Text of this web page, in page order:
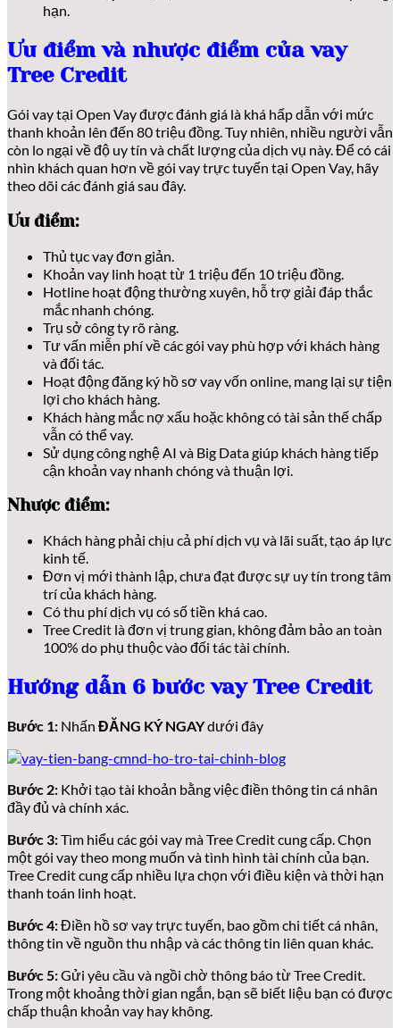
hạn.
Ưu điểm và nhược điểm của vay
Tree Credit
Gói vay tại Open Vay được đánh giá là khá hấp dẫn với mức
thanh khoản lên đến 80 triệu đồng. Tuy nhiên, nhiều người vẫn
còn lo ngại về độ uy tín và chất lượng của dịch vụ này. Để có cái
nhìn khách quan hơn về gói vay trực tuyến tại Open Vay, hãy
theo dõi các đánh giá sau đây.
Ưu điểm:
Thủ tục vay đơn giản.
Khoản vay linh hoạt từ 1 triệu đến 10 triệu đồng.
Hotline hoạt động thường xuyên, hỗ trợ giải đáp thắc
mắc nhanh chóng.
Trụ sở công ty rõ ràng.
Tư vấn miễn phí về các gói vay phù hợp với khách hàng
và đối tác.
Hoạt động đăng ký hồ sơ vay vốn online, mang lại sự tiện
lợi cho khách hàng.
Khách hàng mắc nợ xấu hoặc không có tài sản thế chấp
vẫn có thể vay.
Sử dụng công nghệ AI và Big Data giúp khách hàng tiếp
cận khoản vay nhanh chóng và thuận lợi.
Nhược điểm:
Khách hàng phải chịu cả phí dịch vụ và lãi suất, tạo áp lực
kinh tế.
Đơn vị mới thành lập, chưa đạt được sự uy tín trong tâm
trí của khách hàng.
Có thu phí dịch vụ có số tiền khá cao.
Tree Credit là đơn vị trung gian, không đảm bảo an toàn
100% do phụ thuộc vào đối tác tài chính.
Hướng dẫn 6 bước vay Tree Credit
Bước 1: Nhấn ĐĂNG KÝ NGAYdưới đây
Bước 2: Khởi tạo tài khoản bằng việc điền thông tin cá nhân
đầy đủ và chính xác.
Bước 3:Tìm hiểu các gói vay mà Tree Credit cung cấp. Chọn
một gói vay theo mong muốn và tình hình tài chính của bạn.
Tree Credit cung cấp nhiều lựa chọn với điều kiện và thời hạn
thanh toán linh hoạt.
Bước 4:Điền hồ sơ vay trực tuyến, bao gồm chi tiết cá nhân,
thông tin về nguồn thu nhập và các thông tin liên quan khác.
Bước 5:Gửi yêu cầu và ngồi chờ thông báo từ Tree Credit.
Trong một khoảng thời gian ngắn, bạn sẽ biết liệu bạn có được
chấp thuận khoản vay hay không.